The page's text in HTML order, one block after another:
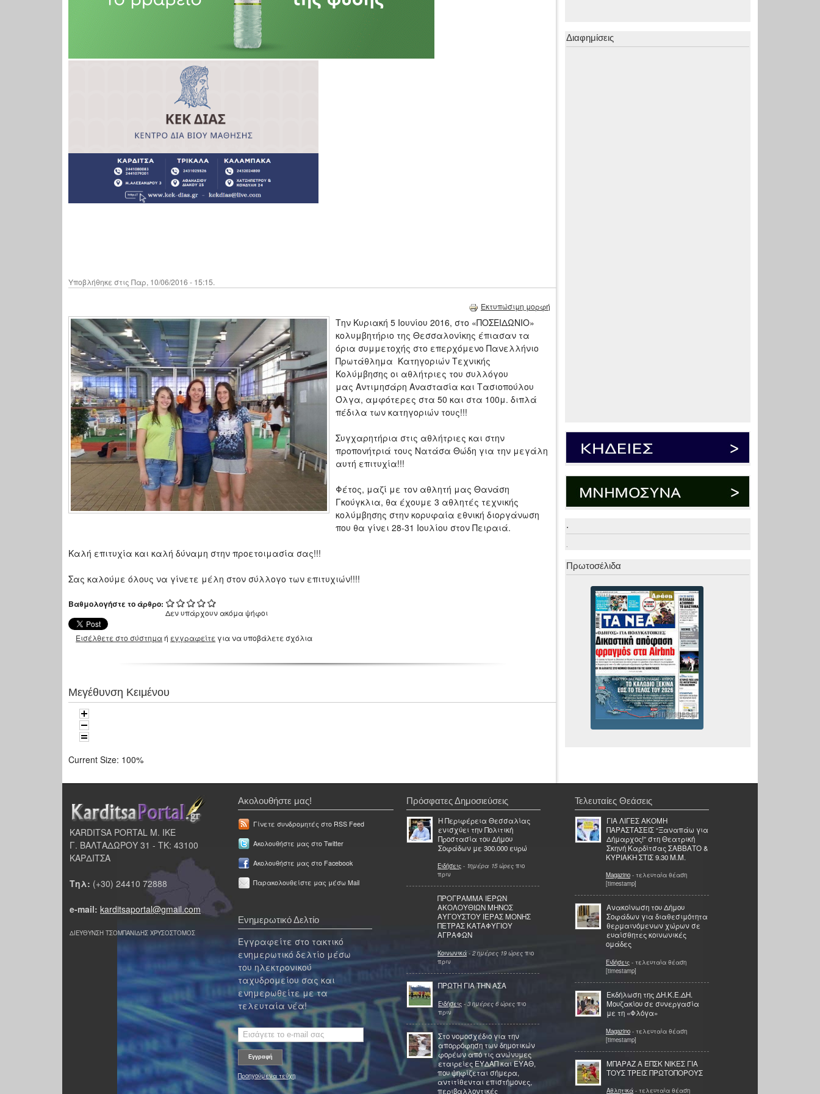
Υποβλήθηκε στις Παρ, 10/06/2016 - 15:15.
Εκτυπώσιμη μορφή
Την Κυριακή 5 Ιουνίου 2016, στο «ΠΟΣΕΙΔΩΝΙΟ»
κολυμβητήριο της Θεσσαλονίκης έπιασαν τα
όρια συμμετοχής στο επερχόμενο Πανελλήνιο
Πρωτάθλημα Κατηγοριών Τεχνικής
Κολύμβησης οι αθλήτριες του συλλόγου
μας Αντιμησάρη Αναστασία και Τασιοπούλου
Όλγα, αμφότερες στα 50 και στα 100μ. διπλά
πέδιλα των κατηγοριών τους!!!
Συγχαρητήρια στις αθλήτριες και στην
προπονήτριά τους Νατάσα Θώδη για την μεγάλη
αυτή επιτυχία!!!
Φέτος, μαζί με τον αθλητή μας Θανάση
Γκούγκλια, θα έχουμε 3 αθλητές τεχνικής
κολύμβησης στην κορυφαία εθνική διοργάνωση
που θα γίνει 28-31 Ιουλίου στον Πειραιά.
Καλή επιτυχία και καλή δύναμη στην προετοιμασία σας!!!
Σας καλούμε όλους να γίνετε μέλη στον σύλλογο των επιτυχιών!!!!
Βαθμολογήστε το άρθρο:
Δεν υπάρχουν ακόμα ψήφοι
Εισέλθετε στο σύστημαή εγγραφείτε για να υποβάλετε σχόλια
Μεγέθυνση Κειμένου
Current Size: 100%
Διαφημίσεις
.
.
Πρωτοσέλιδα
KARDITSA PORTAL Μ. ΙΚΕ
Γ. ΒΑΛΤΑΔΩΡΟΥ 31 - ΤΚ: 43100
ΚΑΡΔΙΤΣΑ
Τηλ: (+30) 24410 72888
e-mail: karditsaportal@gmail.com
ΔΙΕΥΘΥΝΣΗ ΤΣΟΜΠΑΝΙΔΗΣ ΧΡΥΣΟΣΤΟΜΟΣ
Ακολουθήστε μας!
Γίνετε συνδρομητές στο RSS Feed
Ακολουθήστε μας στο Twitter
Ακολουθήστε μας στο Facebook
Παρακολουθείστε μας μέσω Mail
Ενημερωτικό Δελτίο
Εγγραφείτε στο τακτικό
ενημερωτικό δελτίο μέσω
του ηλεκτρονικού
ταχυδρομείου σας και
ενημερωθείτε με τα
τελευταία νέα!
Προηγούμενα τεύχη
Πρόσφατες Δημοσιεύσεις
Η Περιφέρεια Θεσσαλίας
ενισχύει την Πολιτική
Προστασία του Δήμου
Σοφάδων με 300.000 ευρώ
Ειδήσεις - 1ημέρα 15 ώρες πιο
πριν
ΠΡΟΓΡΑΜΜΑ ΙΕΡΩΝ
ΑΚΟΛΟΥΘΙΩΝ ΜΗΝΟΣ
ΑΥΓΟΥΣΤΟΥ ΙΕΡΑΣ ΜΟΝΗΣ
ΠΕΤΡΑΣ ΚΑΤΑΦΥΓΙΟΥ
ΑΓΡΑΦΩΝ
Κοινωνικά - 2 ημέρες 19 ώρες πιο
πριν
ΠΡΩΤΗ ΓΙΑ ΤΗΝ ΑΣΑ
Ειδήσεις - 3 ημέρες 6 ώρες πιο
πριν
Στο νομοσχέδιο για την
απορρόφηση των δημοτικών
φορέων από τις ανώνυμες
εταιρείες ΕΥΔΑΠ και ΕΥΑΘ,
που ψηφίζεται σήμερα,
αντιτίθενται επιστήμονες,
περιβαλλοντικές
Τελευταίες Θεάσεις
ΓΙΑ ΛΙΓΕΣ ΑΚΟΜΗ
ΠΑΡΑΣΤΑΣΕΙΣ “Ξαναπάω για
Δήμαρχος!” στη Θεατρική
Σκηνή Καρδίτσας ΣΑΒΒΑΤΟ &
ΚΥΡΙΑΚΗ ΣΤΙΣ 9.30 Μ.Μ.
Magazino - τελευταία θέαση
[timestamp]
Ανακοίνωση του Δήμου
Σοφάδων για διαθεσιμότητα
θερμαινόμενων χώρων σε
ευαίσθητες κοινωνικές
ομάδες
Ειδήσεις - τελευταία θέαση
[timestamp]
Εκδήλωση της ΔΗ.Κ.Ε.ΔΗ.
Μουζακίου σε συνεργασία
με τη «Φλόγα»
Magazino - τελευταία θέαση
[timestamp]
ΜΠΑΡΑΖ Α ΈΠΣΚ ΝΙΚΕΣ ΓΙΑ
ΤΟΥΣ ΤΡΕΙΣ ΠΡΩΤΟΠΟΡΟΥΣ
Αθλητικά - τελευταία θέαση